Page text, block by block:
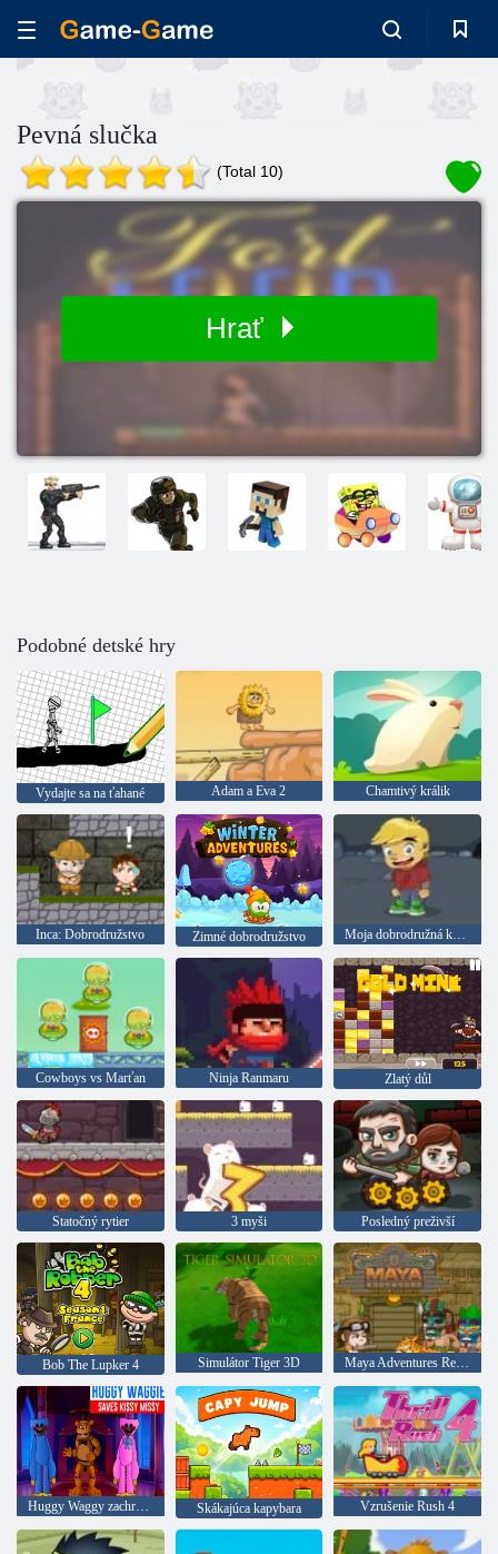
Pevná slučka
(Total 10)
Hrať
Podobné detské hry
Vydajte sa na ťahané Adam a Eva 2 Chamtivý králik
Inca: Dobrodružstvo Zimné dobrodružstvo Moja dobrodružná kniha 2
Cowboys vs Marťan Ninja Ranmaru Zlatý důl
Statočný rytier 3 myši Posledný preživší
Bob The Lupker 4 Simulátor Tiger 3D Maya Adventures Remastering
Huggy Waggy zachráni Kissy Missy Skákajúca kapybara Vzrušenie Rush 4